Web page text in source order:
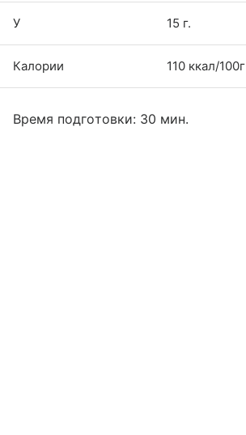
У 15 г.
Калории 110 ккал/100г
Время подготовки: 30 мин.